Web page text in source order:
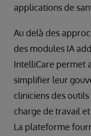
applications de
Au delà des
des modules IA
IntelliCare permet
simplifier leur
cliniciens des
charge de travail
La plateforme